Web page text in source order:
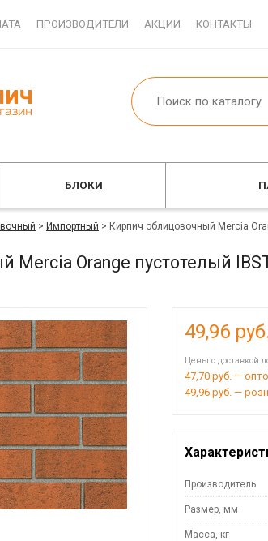
ПРОИЗВОДИТЕЛИ АКЦИИ КОНТАКТЫ
БЛОКИ
> Импортный > Кирпич облицовочный Mercia
Mercia Orange пустотелый
49,96
Цены с доставкой
47,70 руб. —
49,96 руб. —
Производитель
Размер, мм
Масса, кг